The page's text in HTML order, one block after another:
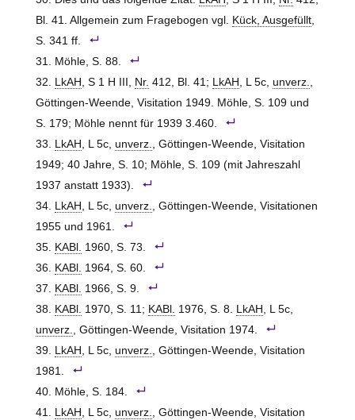
Bl. 41. Allgemein zum Fragebogen vgl. Kück, Ausgefüllt,
S. 341 ff.
Möhle, S. 88.
LkAH , S 1 H III, Nr. 412, Bl. 41; LkAH , L 5c, unverz.,
Göttingen-Weende, Visitation 1949. Möhle, S. 109 und
S. 179; Möhle nennt für 1939 3.460.
LkAH , L 5c, unverz., Göttingen-Weende, Visitation
1949; 40 Jahre, S. 10; Möhle, S. 109 (mit Jahreszahl
1937 anstatt 1933).
LkAH , L 5c, unverz., Göttingen-Weende, Visitationen
1955 und 1961.
KABl. 1960, S. 73.
KABl. 1964, S. 60.
KABl. 1966, S. 9.
KABl. 1970, S. 11; KABl. 1976, S. 8. LkAH , L 5c,
unverz., Göttingen-Weende, Visitation 1974.
LkAH , L 5c, unverz., Göttingen-Weende, Visitation
1981.
Möhle, S. 184.
LkAH , L 5c, unverz., Göttingen-Weende, Visitation